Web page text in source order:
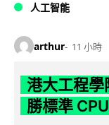
人工智能
arthur 11 小時
港大工程學
勝標準